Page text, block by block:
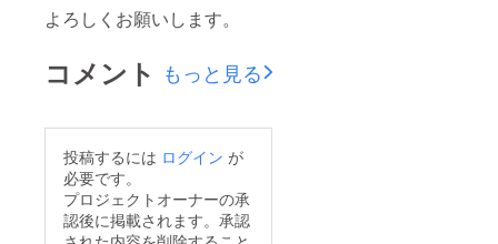
よろしくお願いします。
コメント もっと見る
投稿するには ログイン が
必要です。
プロジェクトオーナーの承
認後に掲載されます。承認